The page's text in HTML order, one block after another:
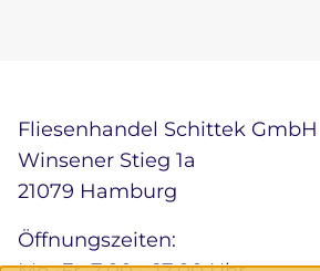
Fliesenhandel Schittek GmbH
Winsener Stieg 1a
21079 Hamburg
Öffnungszeiten: